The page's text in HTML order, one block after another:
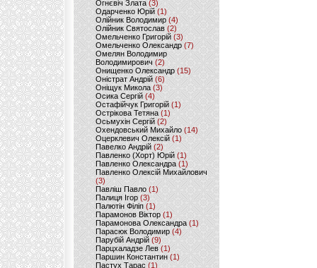
Огнєвіч Злата (3)
Одарченко Юрій(1)
Олійник Володимир (4)
Олійник Святослав (2)
Омельченко Григорій (3)
Омельченко Олександр(7)
Омелян Володимир
Володимирович (2)
Онищенко Олександр (15)
Оністрат Андрій (6)
Оніщук Микола (3)
Осика Сергій(4)
Остафійчук Григорій(1)
Острікова Тетяна (1)
Осьмухін Сергій (2)
Охендовський Михайло (14)
Оцерклевич Олексій (1)
Павелко Андрій (2)
Павленко (Хорт) Юрій (1)
Павленко Олександра (1)
Павленко Олексій Михайлович
(3)
Павліш Павло(1)
Палиця Ігор (3)
Палютін Філіп(1)
Парамонов Віктор (1)
Парамонова Олександра(1)
Парасюк Володимир(4)
Парубій Андрій (9)
Парцхаладзе Лев (1)
Паршин Константин(1)
Пастух Тарас (1)